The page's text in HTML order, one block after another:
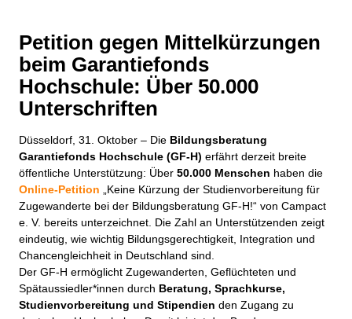
Petition gegen Mittelkürzungen
beim Garantiefonds
Hochschule: Über 50.000
Unterschriften
Düsseldorf, 31. Oktober – Die Bildungsberatung
Garantiefonds Hochschule (GF-H) erfährt derzeit breite
öffentliche Unterstützung: Über 50.000 Menschen haben die
Online-Petition „Keine Kürzung der Studienvorbereitung für
Zugewanderte bei der Bildungsberatung GF-H!“ von Campact
e. V. bereits unterzeichnet. Die Zahl an Unterstützenden zeigt
eindeutig, wie wichtig Bildungsgerechtigkeit, Integration und
Chancengleichheit in Deutschland sind.
Der GF-H ermöglicht Zugewanderten, Geflüchteten und
Spätaussiedler*innen durch Beratung, Sprachkurse,
Studienvorbereitung und Stipendien den Zugang zu